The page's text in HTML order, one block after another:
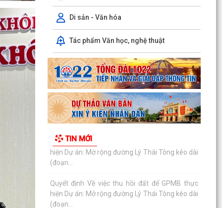
Di sản - Văn hóa
Tác phẩm Văn học, nghệ thuật
TIN MỚI
hiện Dự án: Mở rộng đường Lý Thái Tông kéo dài
(đoạn...
Quyết định Về việc thu hồi đất để GPMB thực
hiện Dự án: Mở rộng đường Lý Thái Tông kéo dài
(đoạn...
Quyết định Về việc thu hồi đất để GPMB thực
hiện Dự án: Mở rộng đường Lý Thái Tông kéo dài
(đoạn...
Quyết định Về việc thu hồi đất để GPMB thực
(đoạn...
Quyết định Về việc thu hồi đất để GPMB thực
(đoạn...
Quyết định Về việc thu hồi đất để GPMB thực